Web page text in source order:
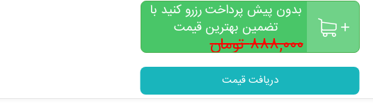
قیمت برای هر نفر بدون پیش پرداخت رزرو کنید با
تضمین بهترین قیمت
۸۸۸,۰۰۰ تومان
۷۸۸,۰۰۰تومان
دریافت قیمت